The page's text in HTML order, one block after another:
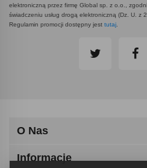
elektroniczną przez firmę Global sp. z o.o.,
świadczeniu usług drogą elektroniczną (Dz. U. z
Regulamin promocji dostępny jest tutaj.
O Nas
Informacje